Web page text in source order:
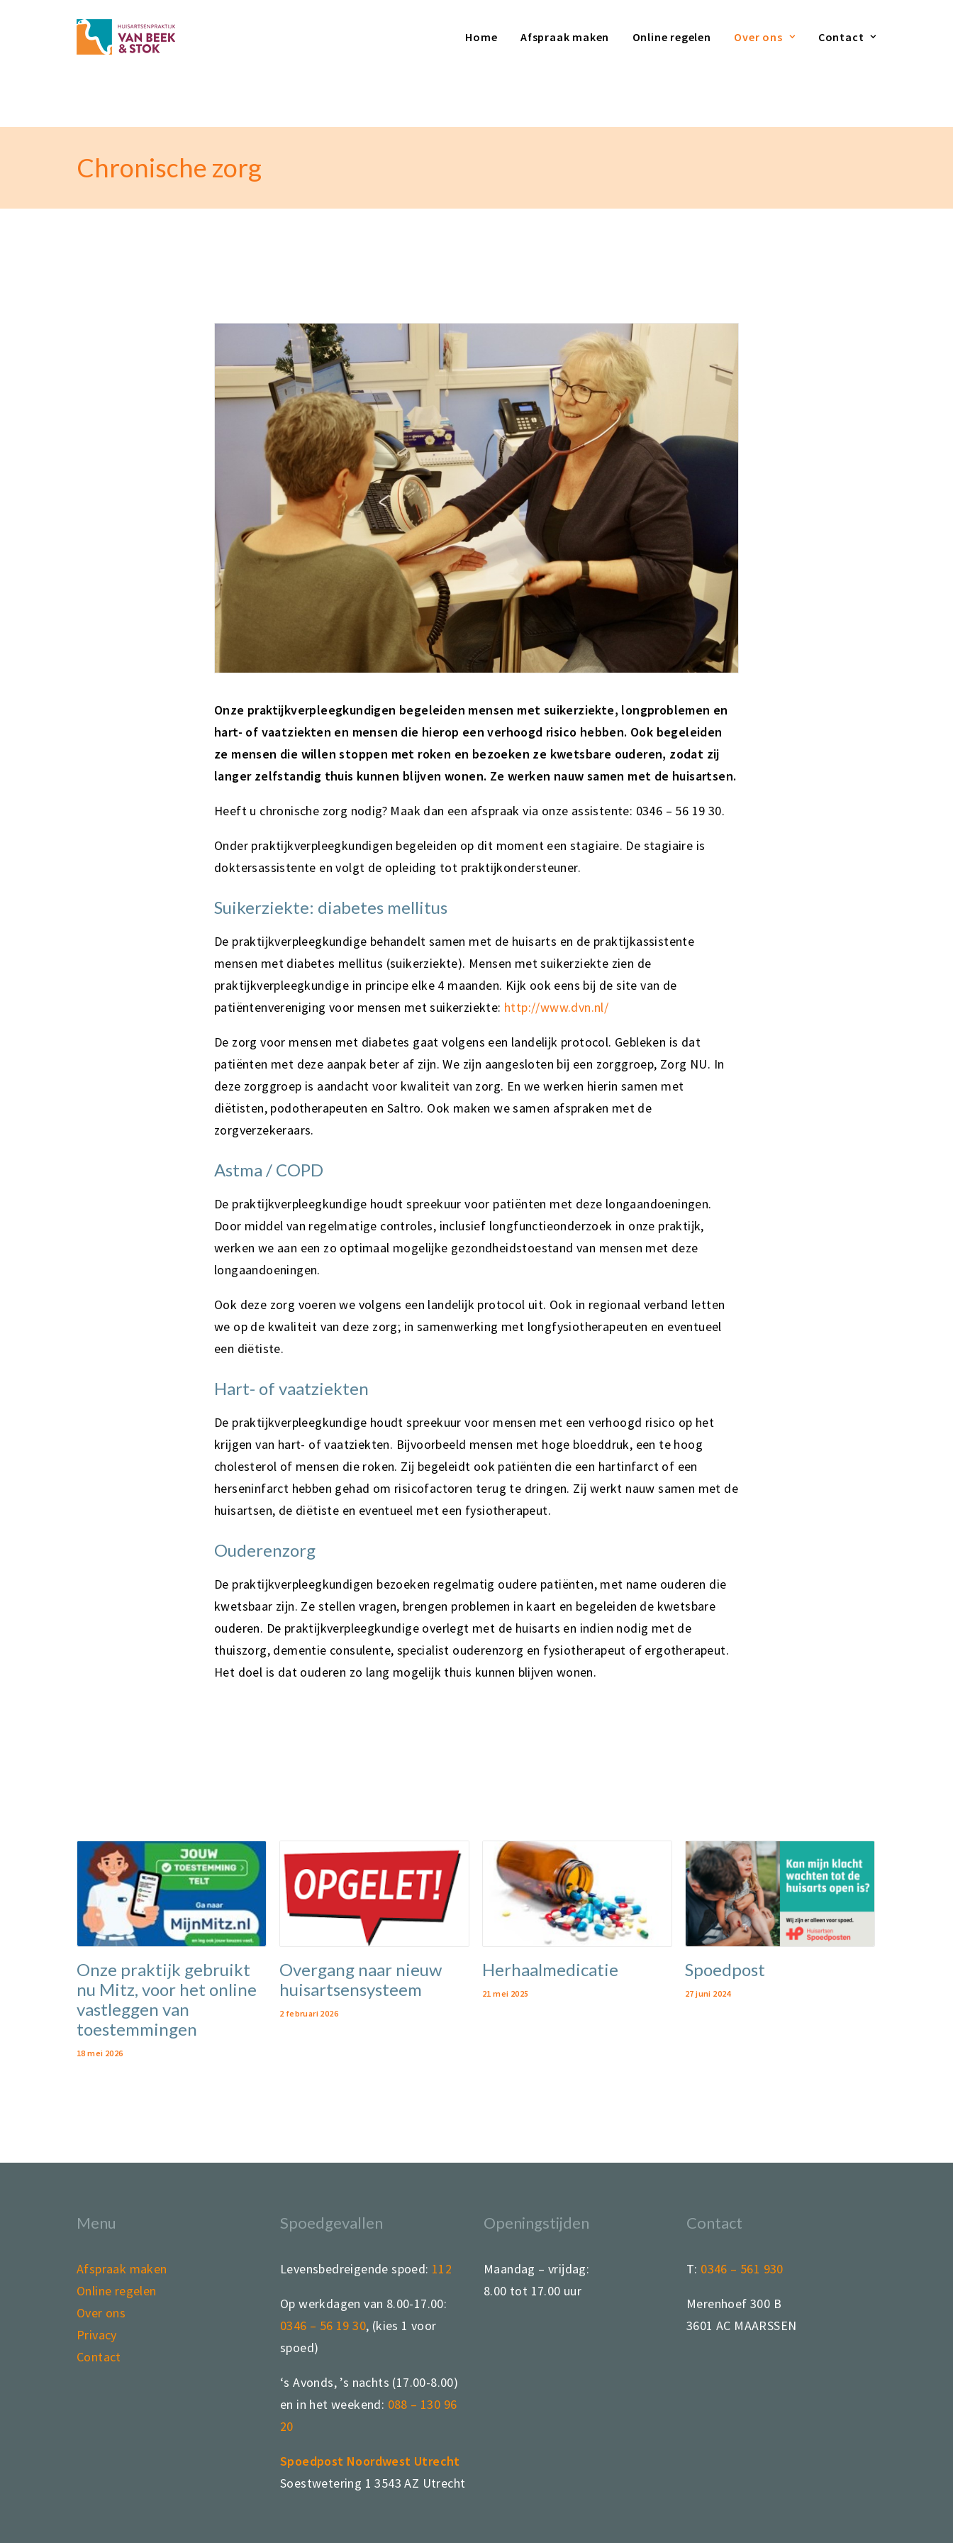
Home Afspraak maken Online regelen Over ons Contact
Chronische zorg
Onze praktijkverpleegkundigen begeleiden mensen met suikerziekte, longproblemen en
hart- of vaatziekten en mensen die hierop een verhoogd risico hebben. Ook begeleiden
ze mensen die willen stoppen met roken en bezoeken ze kwetsbare ouderen, zodat zij
langer zelfstandig thuis kunnen blijven wonen. Ze werken nauw samen met de huisartsen.
Heeft u chronische zorg nodig? Maak dan een afspraak via onze assistente: 0346 – 56 19 30.
Onder praktijkverpleegkundigen begeleiden op dit moment een stagiaire. De stagiaire is
doktersassistente en volgt de opleiding tot praktijkondersteuner.
Suikerziekte: diabetes mellitus
De praktijkverpleegkundige behandelt samen met de huisarts en de praktijkassistente
mensen met diabetes mellitus (suikerziekte). Mensen met suikerziekte zien de
praktijkverpleegkundige in principe elke 4 maanden. Kijk ook eens bij de site van de
patiëntenvereniging voor mensen met suikerziekte: http://www.dvn.nl/
De zorg voor mensen met diabetes gaat volgens een landelijk protocol. Gebleken is dat
patiënten met deze aanpak beter af zijn. We zijn aangesloten bij een zorggroep, Zorg NU. In
deze zorggroep is aandacht voor kwaliteit van zorg. En we werken hierin samen met
diëtisten, podotherapeuten en Saltro. Ook maken we samen afspraken met de
zorgverzekeraars.
Astma / COPD
De praktijkverpleegkundige houdt spreekuur voor patiënten met deze longaandoeningen.
Door middel van regelmatige controles, inclusief longfunctieonderzoek in onze praktijk,
werken we aan een zo optimaal mogelijke gezondheidstoestand van mensen met deze
longaandoeningen.
Ook deze zorg voeren we volgens een landelijk protocol uit. Ook in regionaal verband letten
we op de kwaliteit van deze zorg; in samenwerking met longfysiotherapeuten en eventueel
een diëtiste.
Hart- of vaatziekten
De praktijkverpleegkundige houdt spreekuur voor mensen met een verhoogd risico op het
krijgen van hart- of vaatziekten. Bijvoorbeeld mensen met hoge bloeddruk, een te hoog
cholesterol of mensen die roken. Zij begeleidt ook patiënten die een hartinfarct of een
herseninfarct hebben gehad om risicofactoren terug te dringen. Zij werkt nauw samen met de
huisartsen, de diëtiste en eventueel met een fysiotherapeut.
Ouderenzorg
De praktijkverpleegkundigen bezoeken regelmatig oudere patiënten, met name ouderen die
kwetsbaar zijn. Ze stellen vragen, brengen problemen in kaart en begeleiden de kwetsbare
ouderen. De praktijkverpleegkundige overlegt met de huisarts en indien nodig met de
thuiszorg, dementie consulente, specialist ouderenzorg en fysiotherapeut of ergotherapeut.
Het doel is dat ouderen zo lang mogelijk thuis kunnen blijven wonen.
Onze praktijk gebruikt
nu Mitz, voor het online
vastleggen van
toestemmingen
18 mei 2026
Overgang naar nieuw
huisartsensysteem
2 februari 2026
Herhaalmedicatie
21 mei 2025
Spoedpost
27 juni 2024
Menu
Afspraak maken
Online regelen
Over ons
Privacy
Contact
Spoedgevallen
Levensbedreigende spoed: 112
Op werkdagen van 8.00-17.00:
0346 – 56 19 30, (kies 1 voor
spoed)
‘s Avonds, ’s nachts (17.00-8.00)
en in het weekend: 088 – 130 96
20
Spoedpost Noordwest Utrecht
Soestwetering 1 3543 AZ Utrecht
Openingstijden
Maandag – vrijdag:
8.00 tot 17.00 uur
Contact
T: 0346 – 561 930
Merenhoef 300 B
3601 AC MAARSSEN